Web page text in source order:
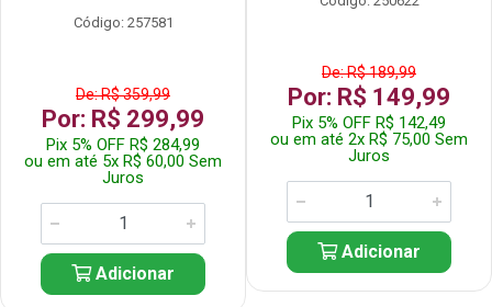
Código: 257581
De: R$ 359,99
Por: R$ 299,99
Pix 5% OFF R$ 284,99
ou em até 5x R$ 60,00 Sem
Juros
Adicionar
De: R$ 189,99
Por: R$ 149,99
Pix 5% OFF R$ 142,49
ou em até 2x R$ 75,00 Sem
Juros
Adicionar